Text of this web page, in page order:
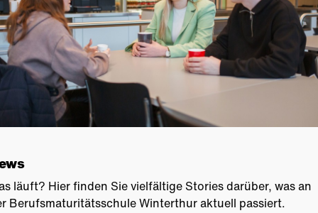
läuft? Hier finden Sie vielfältige Stories darüber, was an
Berufsmaturitätsschule Winterthur aktuell passiert.